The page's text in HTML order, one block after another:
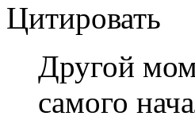
Цитировать
Другой
самого